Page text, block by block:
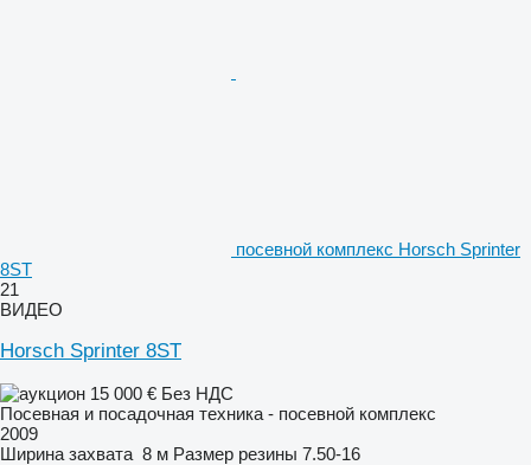
посевной комплекс Horsch Sprinter
8ST
21
ВИДЕО
Horsch Sprinter 8ST
15 000 € Без НДС
Посевная и посадочная техника - посевной комплекс
2009
Ширина захвата 8 м Размер резины 7.50-16